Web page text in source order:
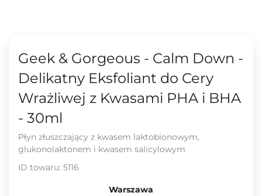
Geek & Gorgeous - Calm Down -
Delikatny Eksfoliant do Cery
Wrażliwej z Kwasami PHA i BHA
- 30ml
Płyn złuszczający z kwasem laktobionowym,
glukonolaktonem i kwasem salicylowym
ID towaru: 5116
Warszawa